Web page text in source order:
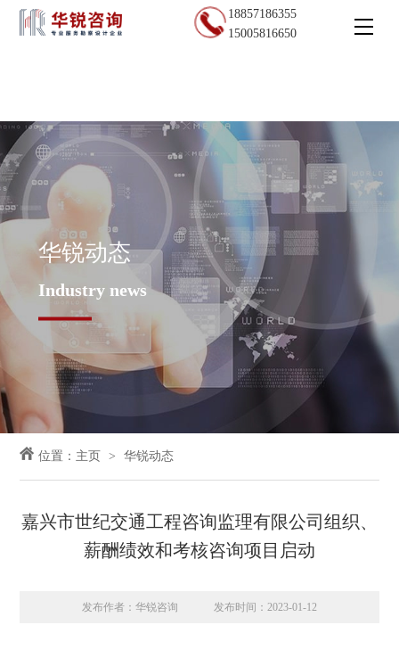
18857186355
15005816650
华锐动态
Industry news
位置： 主页 华锐动态
嘉兴市世纪交通工程咨询监理有限公司组织、
薪酬绩效和考核咨询项目启动
发布作者：华锐咨询 发布时间：2023-01-12